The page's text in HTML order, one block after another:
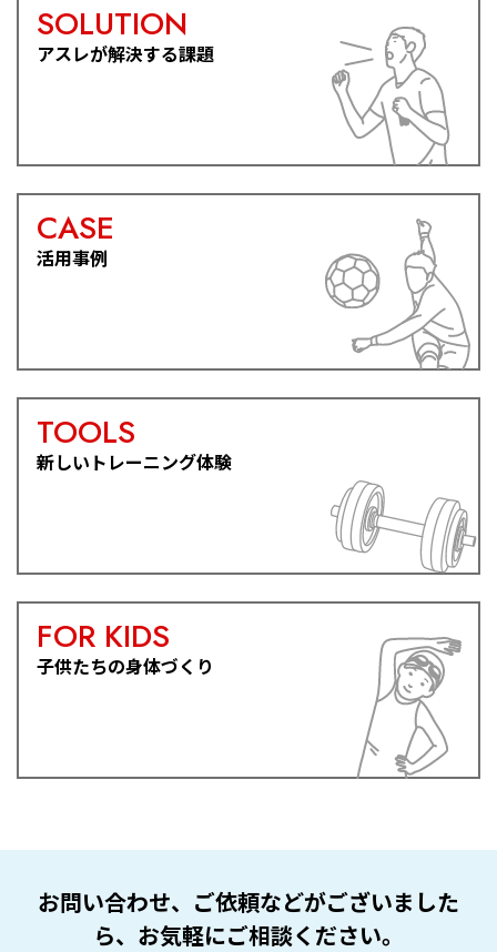
SOLUTION
アスレが解決する課題
CASE
活用事例
TOOLS
新しいトレーニング体験
FOR KIDS
子供たちの身体づくり
お問い合わせ、ご依頼などがございました
ら、お気軽にご相談ください。